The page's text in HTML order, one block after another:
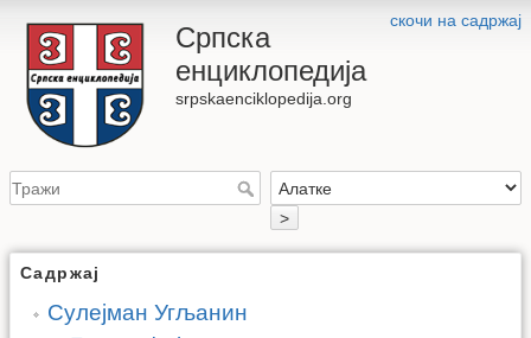
скочи на садржај
Српска
енциклопедија
srpskaenciklopedija.org
>
Садржај
Сулејман Угљанин